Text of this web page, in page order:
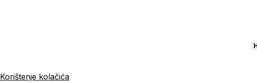
Korištenje kolačića